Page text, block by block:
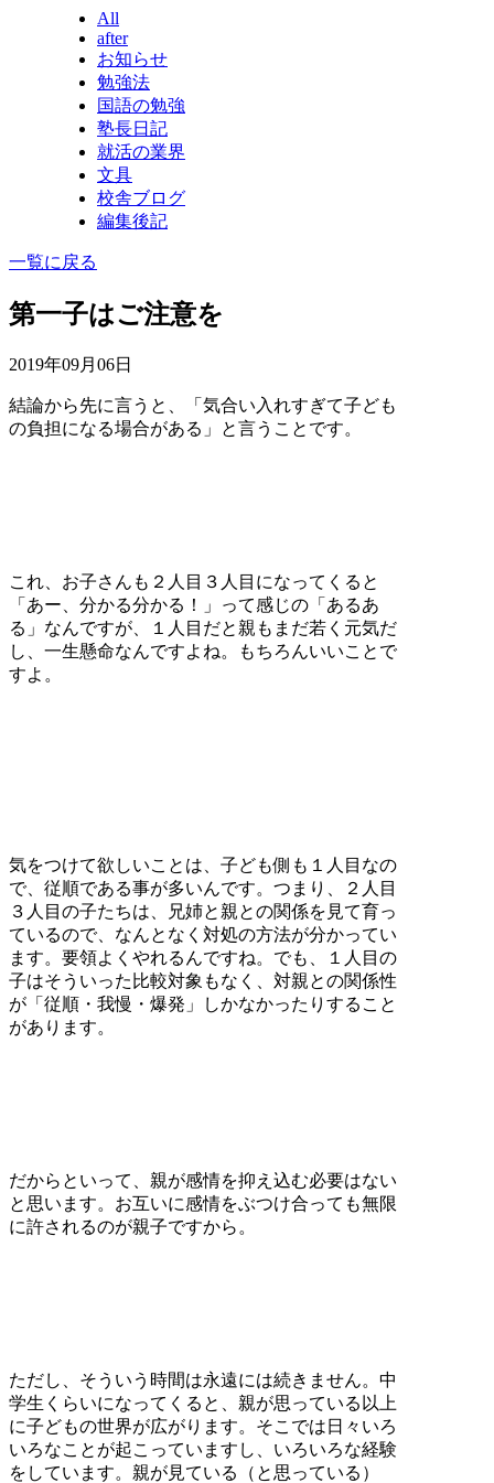
All
after
お知らせ
勉強法
国語の勉強
塾長日記
就活の業界
文具
校舎ブログ
編集後記
一覧に戻る
第一子はご注意を
2019年09月06日
結論から先に言うと、「気合い入れすぎて子ども
の負担になる場合がある」と言うことです。
これ、お子さんも２人目３人目になってくると
「あー、分かる分かる！」って感じの「あるあ
る」なんですが、１人目だと親もまだ若く元気だ
し、一生懸命なんですよね。もちろんいいことで
すよ。
気をつけて欲しいことは、子ども側も１人目なの
で、従順である事が多いんです。つまり、２人目
３人目の子たちは、兄姉と親との関係を見て育っ
ているので、なんとなく対処の方法が分かってい
ます。要領よくやれるんですね。でも、１人目の
子はそういった比較対象もなく、対親との関係性
が「従順・我慢・爆発」しかなかったりすること
があります。
だからといって、親が感情を抑え込む必要はない
と思います。お互いに感情をぶつけ合っても無限
に許されるのが親子ですから。
ただし、そういう時間は永遠には続きません。中
学生くらいになってくると、親が思っている以上
に子どもの世界が広がります。そこでは日々いろ
いろなことが起こっていますし、いろいろな経験
をしています。親が見ている（と思っている）